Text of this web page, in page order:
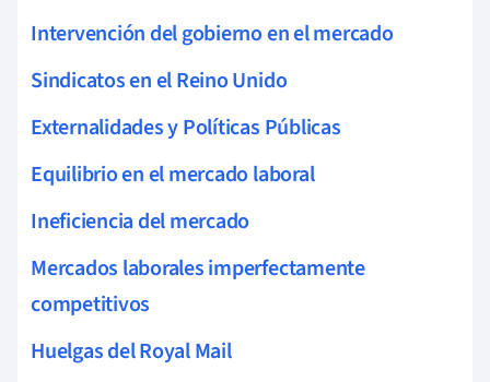
Intervención del gobierno en el mercado
Sindicatos en el Reino Unido
Externalidades y Políticas Públicas
Equilibrio en el mercado laboral
Ineficiencia del mercado
Mercados laborales imperfectamente
competitivos
Huelgas del Royal Mail